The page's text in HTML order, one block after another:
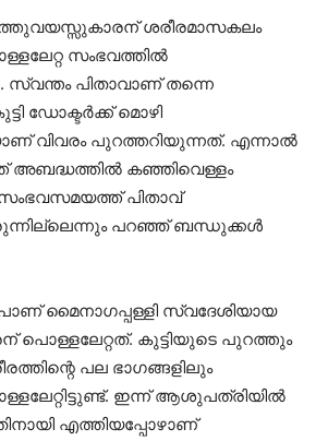
ശരീരമാസകലം
സംഭവത്തിൽ
പിതാവാണ് തന്നെ
ഡോക്ടർക്ക് മൊഴി
വിവരം പുറത്തറിയുന്നത്. എന്നാൽ
അബദ്ധത്തിൽ കഞ്ഞിവെള്ളം
പിതാവ്
പറഞ്ഞ് ബന്ധുക്കൾ
മൈനാഗപ്പള്ളി സ്വദേശിയായ
പൊള്ളലേറ്റത്. കുട്ടിയുടെ പുറത്തും
പല ഭാഗങ്ങളിലും
ഇന്ന് ആശുപത്രിയിൽ
എത്തിയപ്പോഴാണ്